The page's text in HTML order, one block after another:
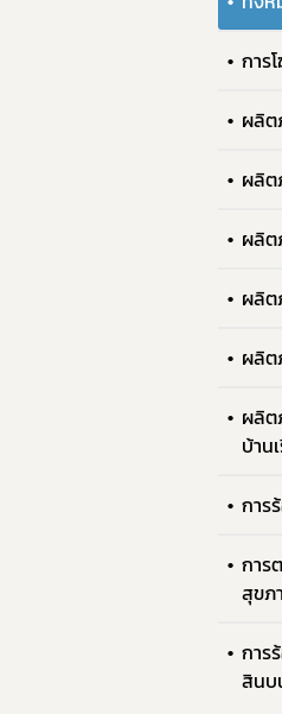
การ
ผลิ
ผลิ
ผลิ
ผลิ
ผลิต
ผลิต
บ้าน
การ
การ
สุขภ
การ
สินบ